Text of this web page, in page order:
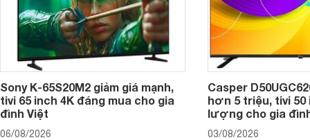
Sony K-65S20M2 giảm giá mạnh,
tivi 65 inch 4K đáng mua cho gia
đình Việt
06/08/2026
Casper
hơn 5 triệu, tivi 50
lượng cho gia
03/08/2026